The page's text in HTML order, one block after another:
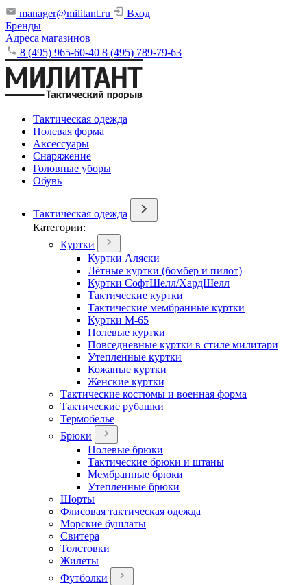
manager@militant.ru
Вход
Бренды
Адреса магазинов
8 (495) 965-60-40 8 (495) 789-79-63
Тактическая одежда
Полевая форма
Аксессуары
Снаряжение
Головные уборы
Обувь
Тактическая одежда
Категории:
Куртки
Куртки Аляски
Лётные куртки (бомбер и пилот)
Куртки СофтШелл/ХардШелл
Тактические куртки
Тактические мембранные куртки
Куртки М-65
Полевые куртки
Повседневные куртки в стиле милитари
Утепленные куртки
Кожаные куртки
Женские куртки
Тактические костюмы и военная форма
Тактические рубашки
Термобелье
Брюки
Полевые брюки
Тактические брюки и штаны
Мембранные брюки
Утепленные брюки
Шорты
Флисовая тактическая одежда
Морские бушлаты
Свитера
Толстовки
Жилеты
Футболки